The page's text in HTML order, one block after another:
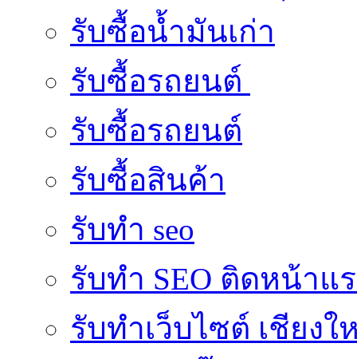
รับซื้อน้ำมันเก่า
รับซื้อรถยนต์
รับซื้อรถยนต์
รับซื้อสินค้า
รับทำ seo
รับทำ SEO ติดหน้าแ
รับทำเว็บไซต์ เชียงใ